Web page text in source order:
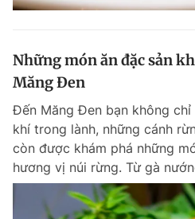
Những món ăn đặc sản
Măng Đen
Đến Măng Đen bạn không
khí trong lành, những cánh
còn được khám phá những
hương vị núi rừng. Từ gà